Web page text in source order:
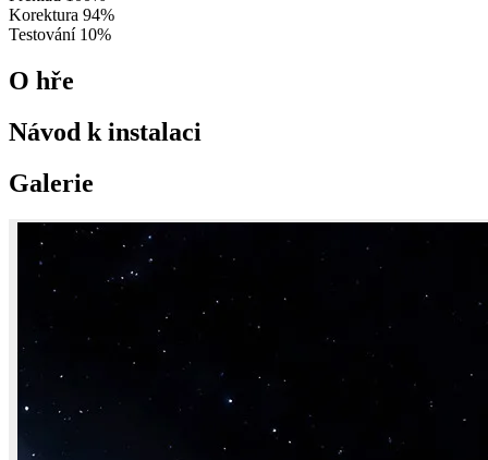
Korektura 94%
Testování 10%
O hře
Návod k instalaci
Galerie